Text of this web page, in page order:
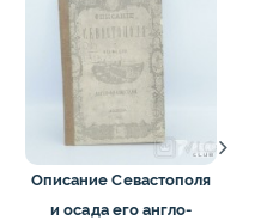
Описание Севастополя
и осада его англо-